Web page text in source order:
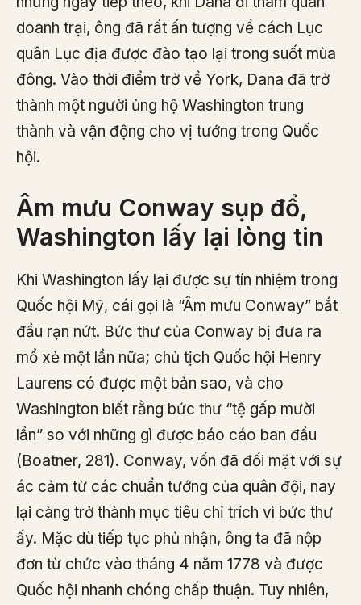
doanh trại, ông đã rất ấn tượng về cách Lục
quân Lục địa được đào tạo lại trong suốt mùa
đông. Vào thời điểm trở về York, Dana đã trở
thành một người ủng hộ Washington trung
thành và vận động cho vị tướng trong Quốc
hội.
Âm mưu Conway sụp đổ,
Washington lấy lại lòng tin
Khi Washington lấy lại được sự tín nhiệm trong
Quốc hội Mỹ, cái gọi là “Âm mưu Conway” bắt
đầu rạn nứt. Bức thư của Conway bị đưa ra
mổ xẻ một lần nữa; chủ tịch Quốc hội Henry
Laurens có được một bản sao, và cho
Washington biết rằng bức thư “tệ gấp mười
lần” so với những gì được báo cáo ban đầu
(Boatner, 281). Conway, vốn đã đối mặt với sự
ác cảm từ các chuẩn tướng của quân đội, nay
lại càng trở thành mục tiêu chỉ trích vì bức thư
ấy. Mặc dù tiếp tục phủ nhận, ông ta đã nộp
đơn từ chức vào tháng 4 năm 1778 và được
Quốc hội nhanh chóng chấp thuận. Tuy nhiên,